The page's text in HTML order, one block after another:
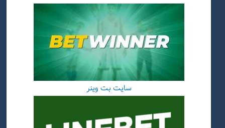
سایت بت وینر